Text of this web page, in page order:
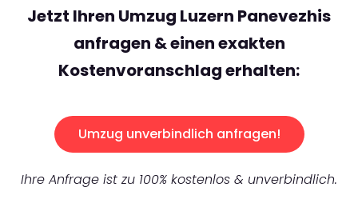
Jetzt Ihren Umzug Luzern Panevezhis
anfragen & einen exakten
Kostenvoranschlag erhalten:
Umzug unverbindlich anfragen!
Ihre Anfrage ist zu 100% kostenlos & unverbindlich.